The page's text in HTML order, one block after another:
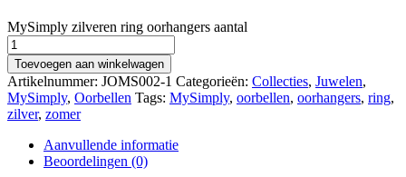
MySimply zilveren ring oorhangers aantal
Toevoegen aan winkelwagen
Artikelnummer: JOMS002-1 Categorieën: Collecties, Juwelen,
MySimply, Oorbellen Tags: MySimply, oorbellen, oorhangers, ring,
zilver, zomer
Aanvullende informatie
Beoordelingen (0)